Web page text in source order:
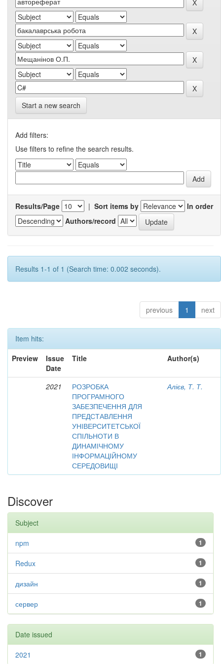
Start a new search
Add filters:
Use filters to refine the search results.
Results/Page | Sort items by
In order
Authors/record
Results 1-1 of 1 (Search time: 0.002 seconds).
previous 1 next
Item hits:
Preview
Issue
Date
Title Author(s)
2021
РОЗРОБКА
ПРОГРАМНОГО
ЗАБЕЗПЕЧЕННЯ ДЛЯ
ПРЕДСТАВЛЕННЯ
УНІВЕРСИТЕТСЬКОЇ
СПІЛЬНОТИ В
ДИНАМІЧНОМУ
ІНФОРМАЦІЙНОМУ
СЕРЕДОВИЩІ
Алієв, Т. Т.
Discover
Subject
1
npm
1
Redux
1
дизайн
1
сервер
Date issued
1
2021